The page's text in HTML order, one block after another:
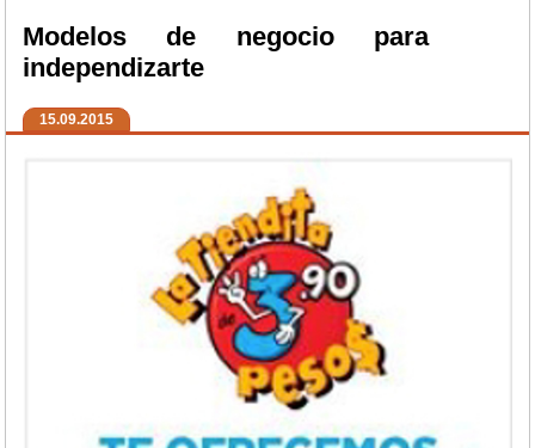
Modelos de negocio para
independizarte
15.09.2015